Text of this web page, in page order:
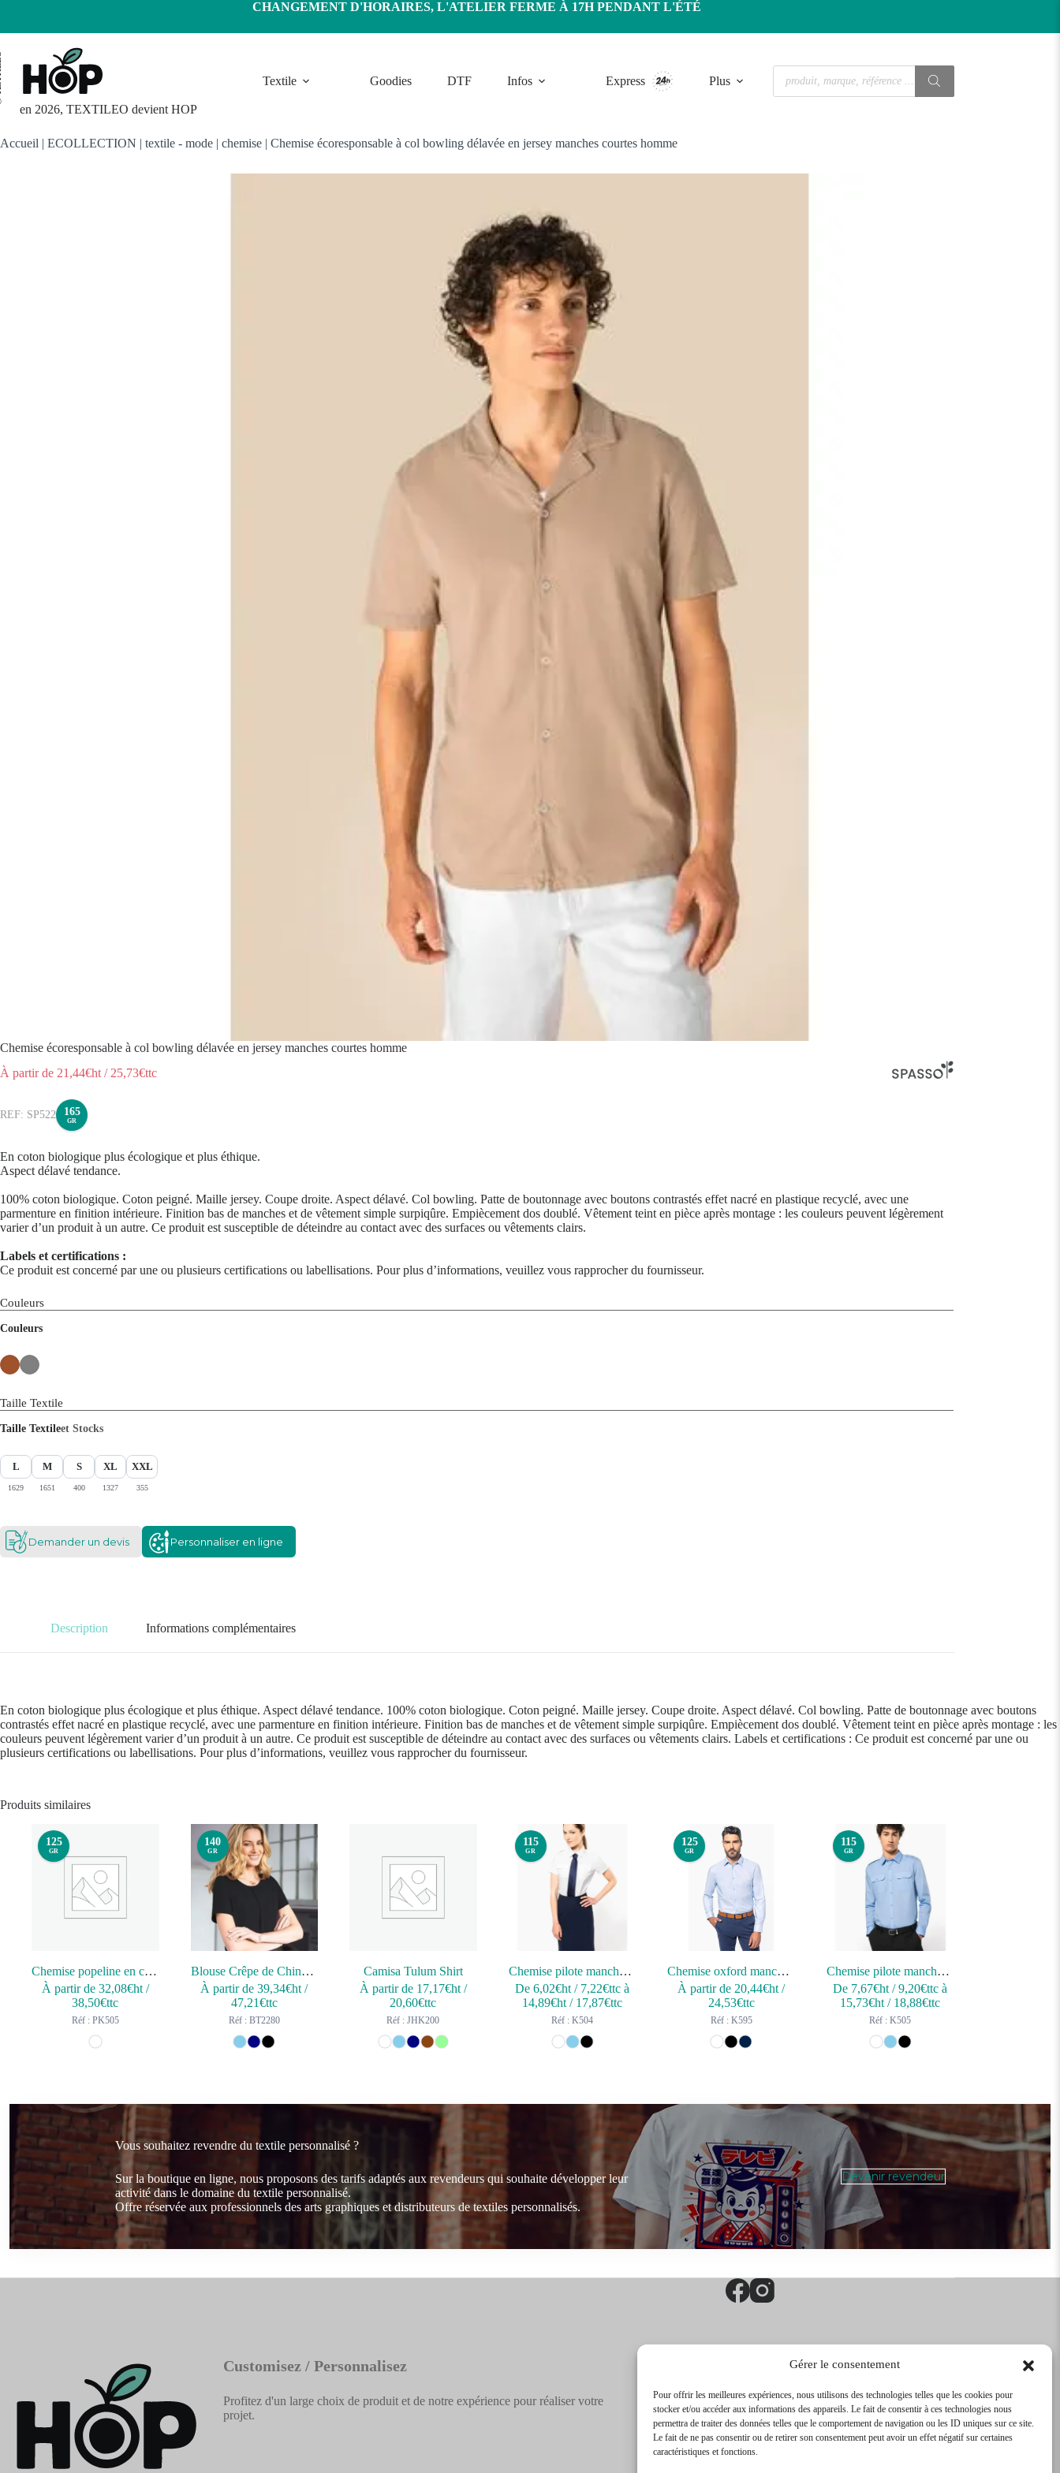
Gérer le consentement
Pour offrir les meilleures expériences, nous utilisons des technologies telles que les cookies pour
stocker et/ou accéder aux informations des appareils. Le fait de consentir à ces technologies nous
permettra de traiter des données telles que le comportement de navigation ou les ID uniques sur ce site.
Le fait de ne pas consentir ou de retirer son consentement peut avoir un effet négatif sur certaines
caractéristiques et fonctions.
contenu
CHANGEMENT D'HORAIRES, L'ATELIER FERME À 17H PENDANT L'ÉTÉ
en 2026, TEXTILEO devient HOP
Textile Goodies DTF Infos Express Plus
Recherche
produits
Accueil | ECOLLECTION | textile - mode | chemise | Chemise écoresponsable à col bowling délavée en jersey manches courtes homme
Chemise écoresponsable à col bowling délavée en jersey manches courtes homme
À partir de 21,44€ht / 25,73€ttc
SP522 165
GR
En coton biologique plus écologique et plus éthique.
Aspect délavé tendance.
100% coton biologique. Coton peigné. Maille jersey. Coupe droite. Aspect délavé. Col bowling. Patte de boutonnage avec boutons contrastés effet nacré en plastique recyclé, avec une
parmenture en finition intérieure. Finition bas de manches et de vêtement simple surpiqûre. Empiècement dos doublé. Vêtement teint en pièce après montage : les couleurs peuvent légèrement
varier d’un produit à un autre. Ce produit est susceptible de déteindre au contact avec des surfaces ou vêtements clairs.
Labels et certifications :
Ce produit est concerné par une ou plusieurs certifications ou labellisations. Pour plus d’informations, veuillez vous rapprocher du fournisseur.
Couleurs
Couleurs
Taille Textile
Taille Textileet Stocks
L
1629
M
1651
S
400
XL
1327
XXL
355
Demander un devis Personnaliser en ligne
Description Informations complémentaires
En coton biologique plus écologique et plus éthique. Aspect délavé tendance. 100% coton biologique. Coton peigné. Maille jersey. Coupe droite. Aspect délavé. Col bowling. Patte de boutonnage avec boutons
contrastés effet nacré en plastique recyclé, avec une parmenture en finition intérieure. Finition bas de manches et de vêtement simple surpiqûre. Empiècement dos doublé. Vêtement teint en pièce après montage : les
couleurs peuvent légèrement varier d’un produit à un autre. Ce produit est susceptible de déteindre au contact avec des surfaces ou vêtements clairs. Labels et certifications : Ce produit est concerné par une ou
plusieurs certifications ou labellisations. Pour plus d’informations, veuillez vous rapprocher du fournisseur.
Produits similaires
125
GR
Chemise popeline en coton Supima® homme
À partir de 32,08€ht/
38,50€ttc
Réf : PK505
140
GR
Blouse Crêpe de Chine VERONA
À partir de39,34€ht /
47,21€ttc
Réf : BT2280
Camisa Tulum Shirt
À partir de 17,17€ht/
20,60€ttc
Réf : JHK200
115
GR
Chemise pilote manches courtes femme
De6,02€ht / 7,22€ttc à
14,89€ht / 17,87€ttc
Réf : K504
125
GR
Chemise oxford manches longues homme
À partir de 20,44€ht /
24,53€ttc
Réf : K595
115
GR
Chemise pilote manches longues homme
De 7,67€ht /9,20€ttc à
15,73€ht / 18,88€ttc
Réf : K505
Vous souhaitez revendre du textile personnalisé ?
Sur la boutique en ligne, nous proposons des tarifs adaptés aux revendeurs qui souhaite développer leur
activité dans le domaine du textile personnalisé.
Offre réservée aux professionnels des arts graphiques et distributeurs de textiles personnalisés.
Devenir revendeur
Customisez / Personnalisez
Profitez d'un large choix de produit et de notre expérience pour réaliser votre
projet.